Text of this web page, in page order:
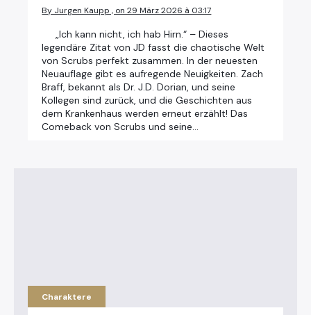
By Jurgen Kaupp , on 29 März 2026 à 03:17
„Ich kann nicht, ich hab Hirn.“ – Dieses
legendäre Zitat von JD fasst die chaotische Welt
von Scrubs perfekt zusammen. In der neuesten
Neuauflage gibt es aufregende Neuigkeiten. Zach
Braff, bekannt als Dr. J.D. Dorian, und seine
Kollegen sind zurück, und die Geschichten aus
dem Krankenhaus werden erneut erzählt! Das
Comeback von Scrubs und seine…
Charaktere